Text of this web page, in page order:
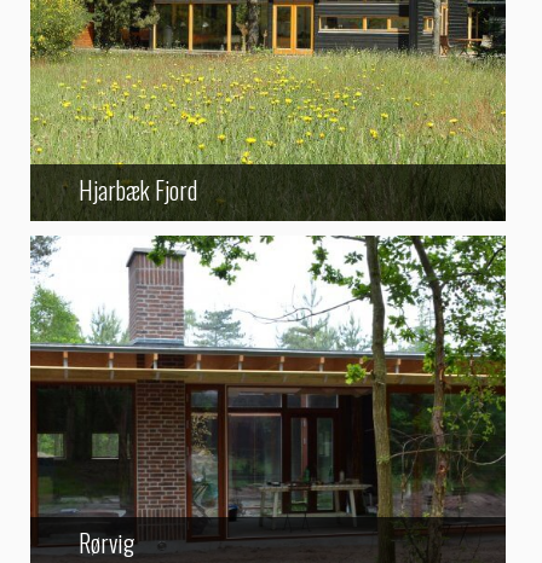
Hjarbæk Fjord
Rørvig